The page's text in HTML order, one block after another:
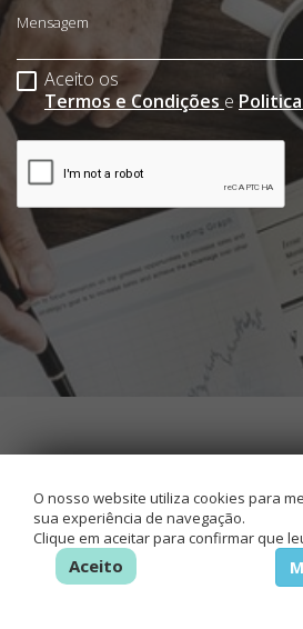
O nosso website utiliza cookies para
sua experiência de navegação.
Clique em aceitar para confirmar que
Aceito
Mensagem
Aceito os
Termos e Condições e